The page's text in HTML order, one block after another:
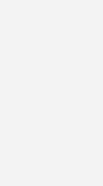
hat er aus 0,6 mm
in
von Regenwasser
wechselnden
sind rund
auf einer Kupfer­
stumpf verlötetem